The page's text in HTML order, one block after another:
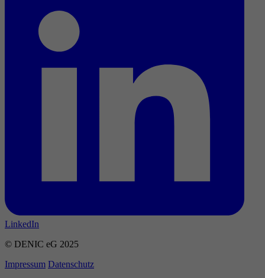
LinkedIn
© DENIC eG 2025
Impressum Datenschutz